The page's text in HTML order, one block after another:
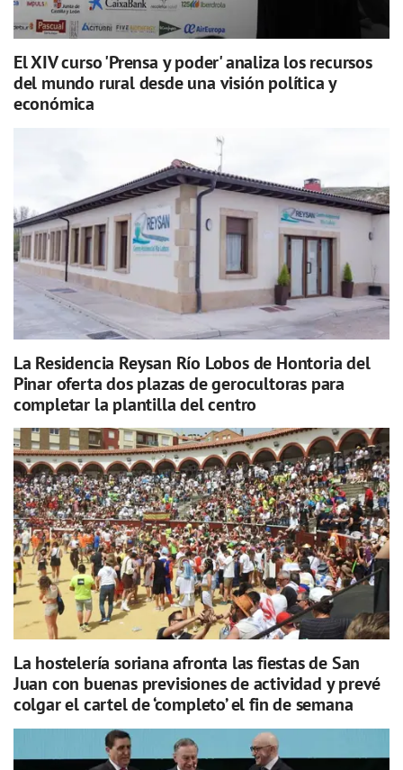
El XIV curso 'Prensa y poder' analiza los recursos
del mundo rural desde una visión política y
económica
La Residencia Reysan Río Lobos de Hontoria del
Pinar oferta dos plazas de gerocultoras para
completar la plantilla del centro
La hostelería soriana afronta las fiestas de San
Juan con buenas previsiones de actividad y prevé
colgar el cartel de ‘completo’ el fin de semana